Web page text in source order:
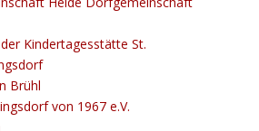
Kindertagesstätte St.
Brühl
von 1967 e.V.